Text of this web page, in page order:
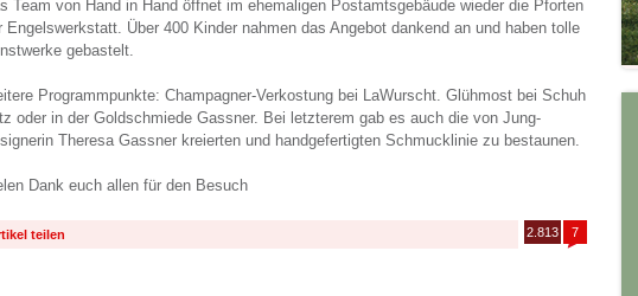
Team von Hand in Hand öffnet im ehemaligen Postamtsgebäude wieder die Pforten
Engelswerkstatt. Über 400 Kinder nahmen das Angebot dankend an und haben tolle
gebastelt.
Programmpunkte: Champagner-Verkostung bei LaWurscht. Glühmost bei Schuh
oder in der Goldschmiede Gassner. Bei letzterem gab es auch die von Jung-
Theresa Gassner kreierten und handgefertigten Schmucklinie zu bestaunen.
Dank euch allen für den Besuch
teilen 2.813 7